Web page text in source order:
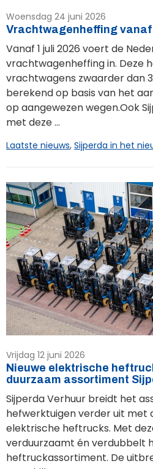
Woensdag 24 juni 2026
Vrachtwagenheffing vanaf
Vanaf 1 juli 2026 voert de
vrachtwagenheffing in. Deze
vrachtwagens zwaarder dan
berekend op basis van het
op aangewezen wegen.Ook
met deze ...
Laatste nieuws, Sijperda in het
Vrijdag 12 juni 2026
Nieuwe elektrische
duurzaam assortiment
Sijperda Verhuur breidt het
hefwerktuigen verder uit met
elektrische heftrucks. Met
verduurzaamt én verdubbelt
heftruckassortiment. De